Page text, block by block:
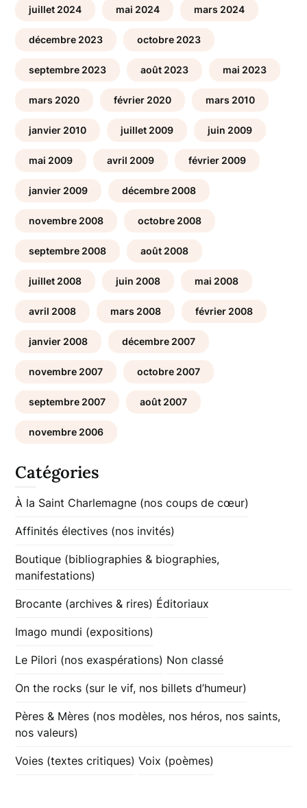
juillet 2024 mai 2024 mars 2024
décembre 2023 octobre 2023
septembre 2023 août 2023 mai 2023
mars 2020 février 2020 mars 2010
janvier 2010 juillet 2009 juin 2009
mai 2009 avril 2009 février 2009
janvier 2009 décembre 2008
novembre 2008 octobre 2008
septembre 2008 août 2008
juillet 2008 juin 2008 mai 2008
avril 2008 mars 2008 février 2008
janvier 2008 décembre 2007
novembre 2007 octobre 2007
septembre 2007 août 2007
novembre 2006
Catégories
À la Saint Charlemagne (nos coups de cœur)
Affinités électives (nos invités)
Boutique (bibliographies & biographies,
manifestations)
Brocante (archives & rires) Éditoriaux
Imago mundi (expositions)
Le Pilori (nos exaspérations) Non classé
On the rocks (sur le vif, nos billets d’humeur)
Pères & Mères (nos modèles, nos héros, nos saints,
nos valeurs)
Voies (textes critiques) Voix (poèmes)